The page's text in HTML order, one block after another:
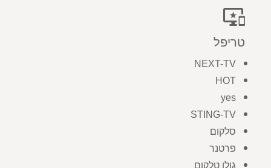
important_devices
טריפל
NEXT-TV
HOT
yes
STING-TV
סלקום
פרטנר
גולן טלקום